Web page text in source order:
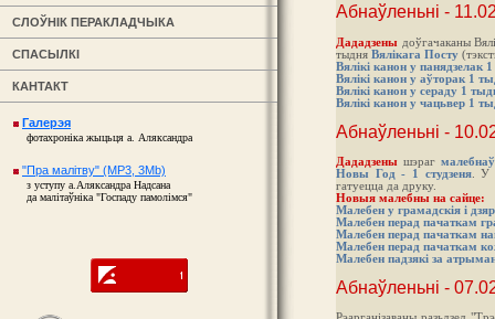
СЛОЎНІК ПЕРАКЛАДЧЫКА
СПАСЫЛКІ
КАНТАКТ
Галерэя
фотахроніка жыцьця а. Аляксандра
"Пра малітву" (MP3, 3Mb)
з уступу а.Аляксандра Надсана
да малітаўніка "Госпаду памолімся"
Абнаўленьні -
Дададзены доўгачаканы
тыдня Вялікага Посту
Вялікі канон у панядзелак
Вялікі канон у аўторак 1
Вялікі канон у сераду 1
Вялікі канон у чацьвер 1
Абнаўленьні -
Дададзены шэраг малебнаў
Новы Год - 1 студзеня. У
гатуецца да друку.
Новыя малебны на сайце:
Малебен у грамадскія і
Малебен перад пачаткам
Малебен перад пачаткам
Малебен перад пачаткам
Малебен падзякі за
Абнаўленьні -